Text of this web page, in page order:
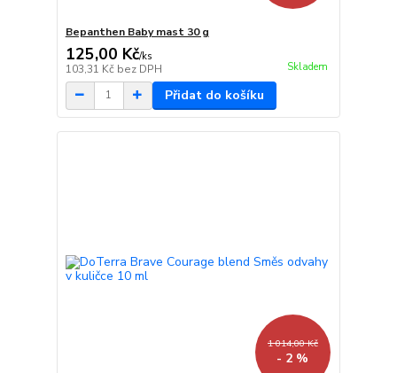
Bepanthen Baby mast 30 g
125,00 Kč/ks
103,31 Kč bez DPH Skladem
Přidat do košíku
1 014,00 Kč
- 2 %